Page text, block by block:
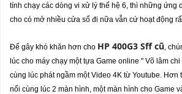
tính chạy các dòng vi xử lý thế hệ 6, thì những ứng
cho có mở nhiều cửa sổ đi nữa vẫn cứ hoạt động
Để gây khó khăn hơn cho HP 400G3 Sff cũ,
lúc cho máy chạy một tựa Game online " Võ lâm
cùng lúc phát ngầm một Video 4K từ Youtube. Hơn
nối cùng lúc 2 màn hình, một màn hình cho Game